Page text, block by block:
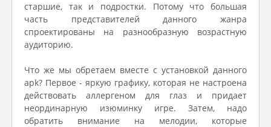
старшие, так и подростки. Потому что большая
часть представителей данного жанра
спроектированы на разнообразную возрастную
аудиторию.
Что же мы обретаем вместе с установкой данного
apk? Первое - яркую графику, которая не настроена
действовать аллергеном для глаз и придает
неординарную изюминку игре. Затем, надо
обратить внимание на мелодии, которые